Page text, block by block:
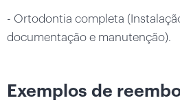
- Ortodontia completa
documentação e manutenção).
Exemplos de